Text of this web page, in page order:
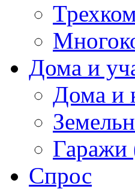
Дома и
Дома и
Гаражи
Спрос